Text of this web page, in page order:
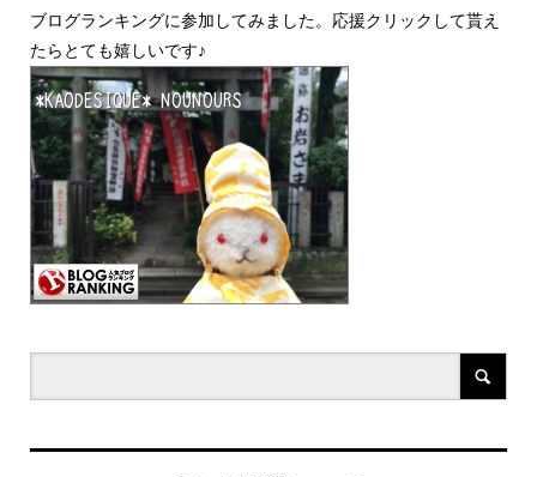
ブログランキングに参加してみました。応援クリックして貰え
たらとても嬉しいです♪